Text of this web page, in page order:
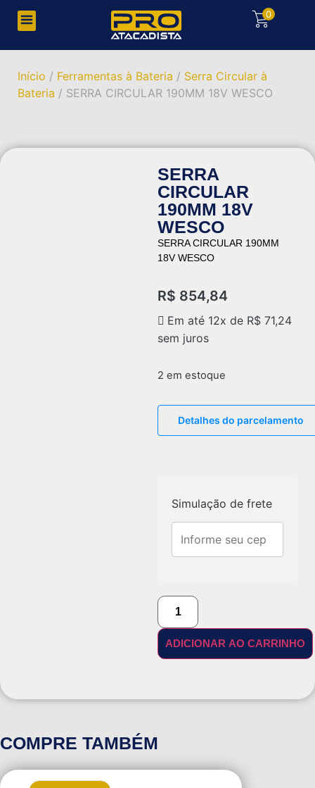
0
Início / Ferramentas à Bateria / Serra Circular à
Bateria / SERRA CIRCULAR 190MM 18V WESCO
SERRA
CIRCULAR
190MM 18V
WESCO
SERRA CIRCULAR 190MM
18V WESCO
R$ 854,84
Em até 12x de R$ 71,24
sem juros
2 em estoque
Detalhes do parcelamento
Simulação de frete
ADICIONAR AO CARRINHO
COMPRE TAMBÉM